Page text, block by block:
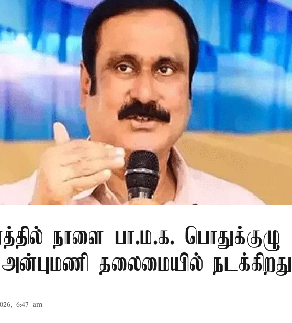
நாளை பா.ம.க. பொதுக்குழு
தலைமையில் நடக்கிறது
6:47 am